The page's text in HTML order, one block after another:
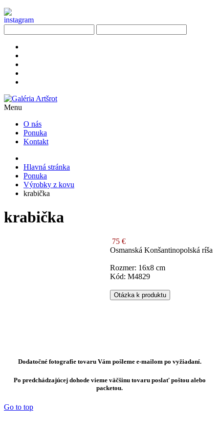
Menu
O nás
Ponuka
Kontakt
Hlavná stránka
Ponuka
Výrobky z kovu
krabička
krabička
75 €
Osmanská Konšantinopolská ríša
Rozmer: 16x8 cm
Kód: M4829
Otázka k produktu
Dodatočné fotografie tovaru Vám pošleme e-mailom po vyžiadaní.
Po predchádzajúcej dohode vieme väčšinu tovaru poslať poštou alebo
packetou.
Go to top